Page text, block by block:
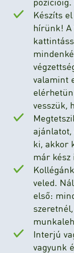
Készíts
hírünk! A
valamint
vesszük,
ajánlatot,
ki, akkor
már kész
veled.
első:
Interjú
vagyunk